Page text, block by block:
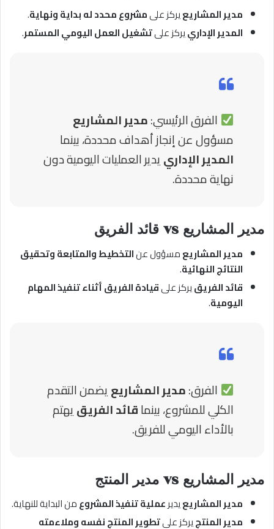
مدير المشاريعيركز علىمشروع محدد له بداية ونهاية.
المدير الإدارييركز علىتشغيل العمل اليومي المستمر.
الفرق الرئيسي:مدير المشاريع
مسؤول عن إنجاز أهداف محددة، بينما
المدير الإدارييدير العمليات اليومية دون
نهاية محددة.
مدير المشاريع vs قائد الفريق
مدير المشاريعمسؤول عنالتخطيط والمتابعة وتحقيق
النتائج النهائية.
قائد الفريقيركز علىقيادة الفريق أثناء تنفيذ المهام
اليومية.
الفرق:مدير المشاريعيضمن التقدم
الكلي للمشروع، بينماقائد الفريقيهتم
بالأداء اليومي للفريق.
مدير المشاريع vs مدير المنتج
مدير المشاريعيديرعملية تنفيذ المشروعمن البداية للنهاية.
مدير المنتجيركز علىتطوير المنتج نفسه وملاءمته